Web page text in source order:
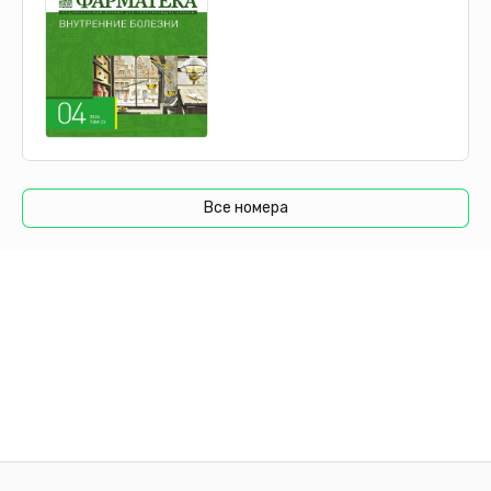
соматическими мутациями при миоме матки являются
секвенирования 2 экзона гена MED12 показано, что до
90% миом матки содержат специфические мутации в
субъединице 12 медиаторного комплекса [1]. Важно
отметить, что этот показатель значительно варьирует в
пациенток [13]. В метаанализе, выполненном He C. et.
al. (2022), установлено, что мутации в MED12 чаще
и с высоким содержанием внеклеточного матрикса
Все номера